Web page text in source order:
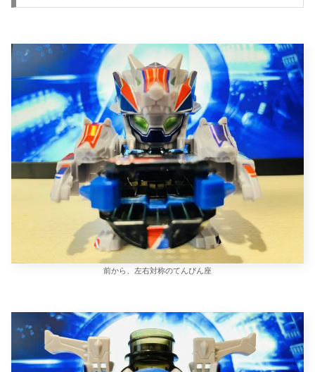
前から、左右対称のてんびん座